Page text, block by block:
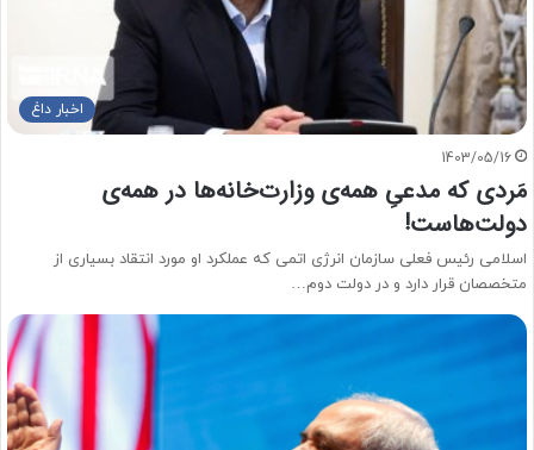
اخبار داغ
1403/05/16
مَردی که مدعیِ همه‌ی وزارت‌خانه‌ها در همه‌ی
دولت‌هاست!
اسلامی رئیس فعلی سازمان انرژی اتمی که عملکرد او مورد انتقاد بسیاری از
متخصصان قرار دارد و در دولت دوم…